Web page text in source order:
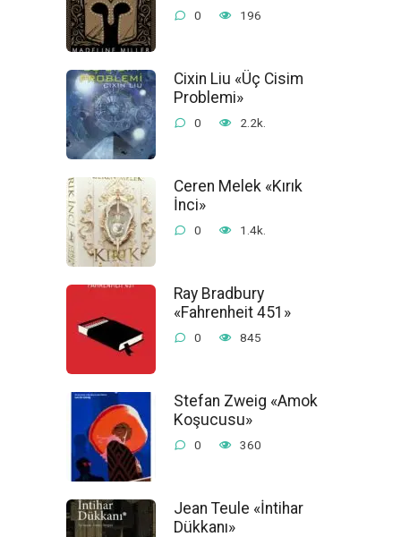
0 196
Cixin Liu «Üç Cisim
Problemi»
0 2.2k.
Ceren Melek «Kırık
İnci»
0 1.4k.
Ray Bradbury
«Fahrenheit 451»
0 845
Stefan Zweig «Amok
Koşucusu»
0 360
Jean Teule «İntihar
Dükkanı»